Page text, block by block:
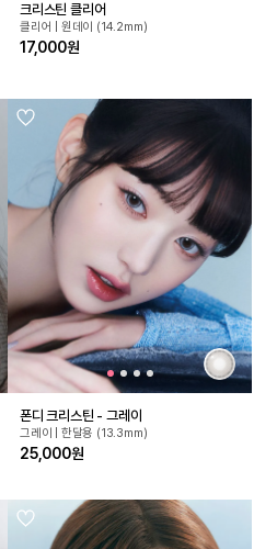
크리스틴 클리어
클리어 | 원데이 (14.2mm)
17,000원
폰디 크리스틴 - 그레이
그레이 | 한달용 (13.3mm)
25,000원